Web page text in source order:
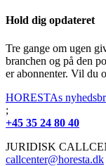
Hold dig opdateret
Tre gange om ugen
branchen og på den
er abonnenter. Vil du
HORESTAs
;
+45 35 24 80 40
JURIDISK
callcenter@horesta.dk